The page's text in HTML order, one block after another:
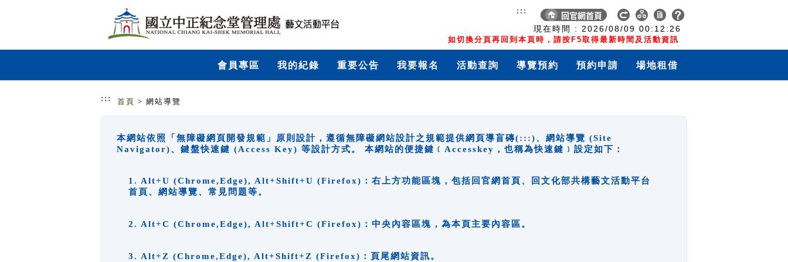
現在時間 : 2026/08/09 00:12:27
如切換分頁再回到本頁時，請按F5取得最新時間及活動資訊
:::
會員專區 我的紀錄 重要公告 我要報名 活動查詢 導覽預約 預約申請 場地租借
::: 首頁 > 網站導覽
本網站依照「無障礙網頁開發規範」原則設計，遵循無障礙網站設計之規範提供網頁導盲磚(:::)、網站導覽 (Site
Navigator)、鍵盤快速鍵 (Access Key) 等設計方式。 本網站的便捷鍵﹝Accesskey，也稱為快速鍵﹞設定如下：
1. Alt+U (Chrome,Edge), Alt+Shift+U (Firefox)：右上方功能區塊，包括回官網首頁、回文化部共構藝文活動平台
首頁、網站導覽、常見問題等。
2. Alt+C (Chrome,Edge), Alt+Shift+C (Firefox)：中央內容區塊，為本頁主要內容區。
3. Alt+Z (Chrome,Edge), Alt+Shift+Z (Firefox)：頁尾網站資訊。